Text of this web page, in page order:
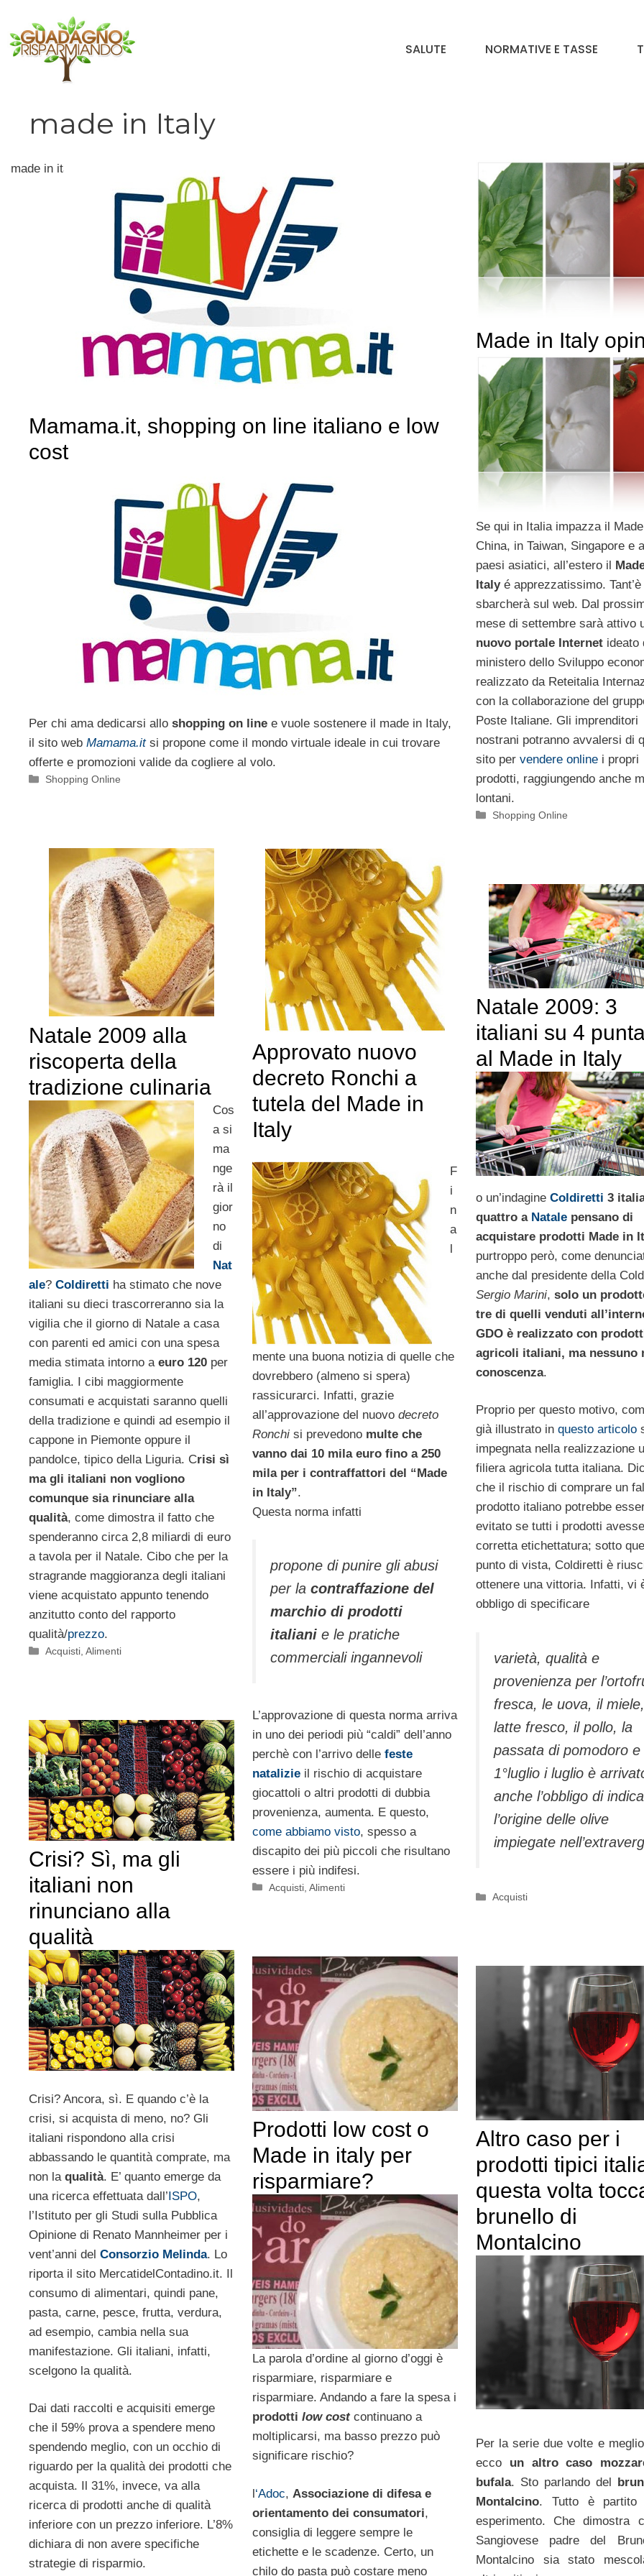
contenuto
SALUTE NORMATIVE E TASSE
made in Italy
made in italy
Mamama.it, shopping on line italiano e low
cost
Per chi ama dedicarsi allo shopping on line e vuole sostenere il made in Italy,
il sito web Mamama.it si propone come il mondo virtuale ideale in cui trovare
offerte e promozioni valide da cogliere al volo.
Categorie
Shopping Online
Made in Italy
Se qui in Italia impazza il
China, in Taiwan, Singapore e
paesi asiatici, all’estero il
Italyé apprezzatissimo. Tant’è
sbarcherà sul web. Dal
mese di settembre sarà attivo
nuovo portale Internetideato
ministero dello Sviluppo
realizzato da Reteitalia
con la collaborazione del
Poste Italiane. Gli imprenditori
nostrani potranno avvalersi di
sito per vendere onlinei propri
prodotti, raggiungendo anche
lontani.
Categorie
Shopping Online
Natale 2009 alla
riscoperta della
tradizione culinaria
Cos
a si
ma
nge
rà il
gior
no
di
Nat
ale? Coldiretti ha stimato che nove
italiani su dieci trascorreranno sia la
vigilia che il giorno di Natale a casa
con parenti ed amici con una spesa
media stimata intorno a euro 120 per
famiglia. I cibi maggiormente
consumati e acquistati saranno quelli
della tradizione e quindi ad esempio il
cappone in Piemonte oppure il
pandolce, tipico della Liguria. Crisi sì
ma gli italiani non vogliono
comunque sia rinunciare alla
qualità, come dimostra il fatto che
spenderanno circa 2,8 miliardi di euro
a tavola per il Natale. Cibo che per la
stragrande maggioranza degli italiani
viene acquistato appunto tenendo
anzitutto conto del rapporto
qualità/prezzo.
Categorie
Acquisti ,Alimenti
Approvato nuovo
decreto Ronchi a
tutela del Made in
Italy
F
i
n
a
l
mente una buona notizia di quelle che
dovrebbero (almeno si spera)
rassicurarci. Infatti, grazie
all’approvazione del nuovo decreto
Ronchisi prevedono multe che
vanno dai 10 mila euro fino a 250
mila per i contraffattori del “Made
in Italy”.
Questa norma infatti
propone di punire gli abusi
per la contraffazione del
marchio di prodotti
italianie le pratiche
commerciali ingannevoli
L’approvazione di questa norma arriva
in uno dei periodi più “caldi” dell’anno
perchè con l’arrivo delle feste
natalizieil rischio di acquistare
giocattoli o altri prodotti di dubbia
provenienza, aumenta. E questo,
come abbiamo visto, spesso a
discapito dei più piccoli che risultano
essere i più indifesi.
Categorie
Acquisti ,Alimenti
Natale 2009: 3
italiani su 4
al Made in Italy
o un’indagine Coldiretti 3
quattro a Natalepensano di
acquistare prodotti Made in
purtroppo però, come
anche dal presidente della
Sergio Marini, solo un
tre di quelli venduti
GDO è realizzato con
agricoli italiani, ma nessuno
conoscenza.
Proprio per questo motivo,
già illustrato in questo articolo
impegnata nella realizzazione
filiera agricola tutta italiana.
che il rischio di comprare un
prodotto italiano potrebbe
evitato se tutti i prodotti
corretta etichettatura; sotto
punto di vista, Coldiretti è
ottenere una vittoria. Infatti, vi
obbligo di specificare
varietà, qualità e
provenienza per
fresca, le uova, il
latte fresco, il pollo, la
passata di pomodoro e
1°luglio i luglio è
anche l’obbligo di
l’origine delle olive
impiegate
Categorie
Acquisti
Crisi? Sì, ma gli
italiani non
rinunciano alla
qualità
Crisi? Ancora, sì. E quando c’è la
crisi, si acquista di meno, no? Gli
italiani rispondono alla crisi
abbassando le quantità comprate, ma
non la qualità. E’ quanto emerge da
una ricerca effettuata dall’ISPO,
l’Istituto per gli Studi sulla Pubblica
Opinione di Renato Mannheimer per i
vent’anni del Consorzio Melinda. Lo
riporta il sito MercatidelContadino.it. Il
consumo di alimentari, quindi pane,
pasta, carne, pesce, frutta, verdura,
ad esempio, cambia nella sua
manifestazione. Gli italiani, infatti,
scelgono la qualità.
Dai dati raccolti e acquisiti emerge
che il 59% prova a spendere meno
spendendo meglio, con un occhio di
riguardo per la qualità dei prodotti che
acquista. Il 31%, invece, va alla
ricerca di prodotti anche di qualità
inferiore con un prezzo inferiore. L’8%
dichiara di non avere specifiche
strategie di risparmio.
Prodotti low cost o
Made in italy per
risparmiare?
La parola d’ordine al giorno d’oggi è
risparmiare, risparmiare e
risparmiare. Andando a fare la spesa i
prodotti low cost continuano a
moltiplicarsi, ma basso prezzo può
significare rischio?
l‘Adoc, Associazione di difesa e
orientamento dei consumatori,
consiglia di leggere sempre le
etichette e le scadenze. Certo, un
chilo do pasta può costare meno
Altro caso per i
prodotti tipici
questa volta
brunello di
Montalcino
Per la serie due volte e
eccoun altro caso
bufala. Sto parlando del
Montalcino. Tutto è partito
esperimento. Che dimostra
Sangiovese padre del
Montalcino sia stato